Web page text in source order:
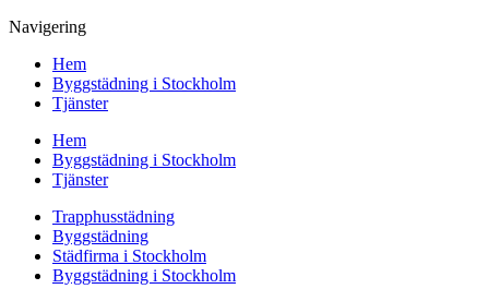
Navigering
Hem
Byggstädning i Stockholm
Tjänster
Hem
Byggstädning i Stockholm
Tjänster
Trapphusstädning
Byggstädning
Städfirma i Stockholm
Byggstädning i Stockholm